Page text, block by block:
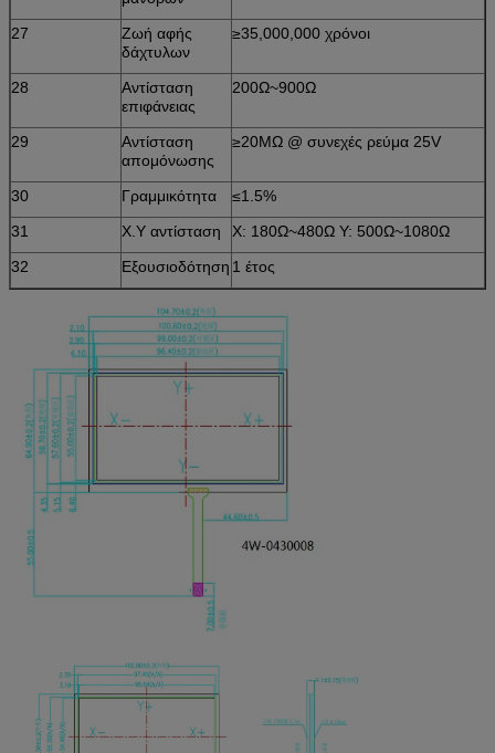
27
Ζωή αφής
δάχτυλων
≥35,000,000 χρόνοι
28
Αντίσταση
επιφάνειας
200Ω~900Ω
29
Αντίσταση
απομόνωσης
≥20MΩ @ συνεχές ρεύμα 25V
30 Γραμμικότητα
≤1.5%
31
X.Y αντίσταση
Χ: 180Ω~480Ω Υ: 500Ω~1080Ω
32
Εξουσιοδότηση 1 έτος